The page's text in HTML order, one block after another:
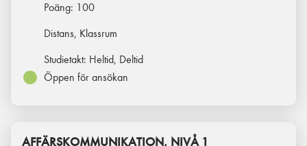
Poäng: 100
Distans, Klassrum
Studietakt: Heltid, Deltid
Öppen för ansökan
AFFÄRSKOMMUNIKATION, NIVÅ 1